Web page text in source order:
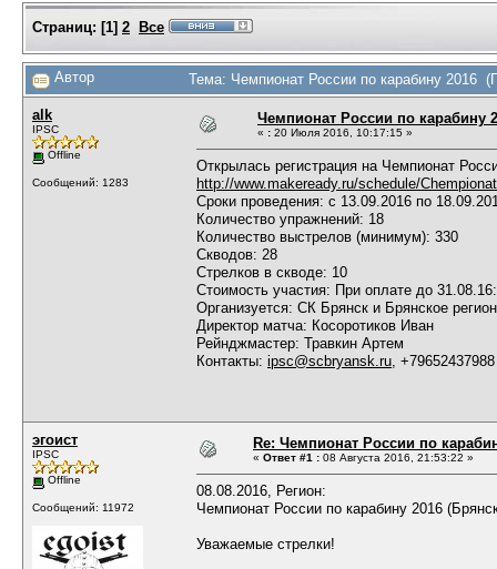
Страниц: [1] 2 Все
Автор Тема: Чемпионат России по карабину 2016
alk
IPSC
Offline
Сообщений: 1283
Чемпионат России по карабину
« : 20 Июля 2016, 10:17:15 »
Открылась регистрация на Чемпионат
http://www.makeready.ru/schedule/
Сроки проведения: с 13.09.2016 по
Количество упражнений: 18
Количество выстрелов (минимум): 330
Скводов: 28
Стрелков в скводе: 10
Стоимость участия: При оплате до
Организуется: СК Брянск и Брянское
Директор матча: Косоротиков Иван
Рейнджмастер: Травкин Артем
Контакты: ipsc@scbryansk.ru , +79652437988
эгоист
IPSC
Offline
Сообщений: 11972
Re: Чемпионат России по
« Ответ #1 : 08 Августа 2016, 21:53:22 »
08.08.2016, Регион:
Чемпионат России по карабину 2016
Уважаемые стрелки!